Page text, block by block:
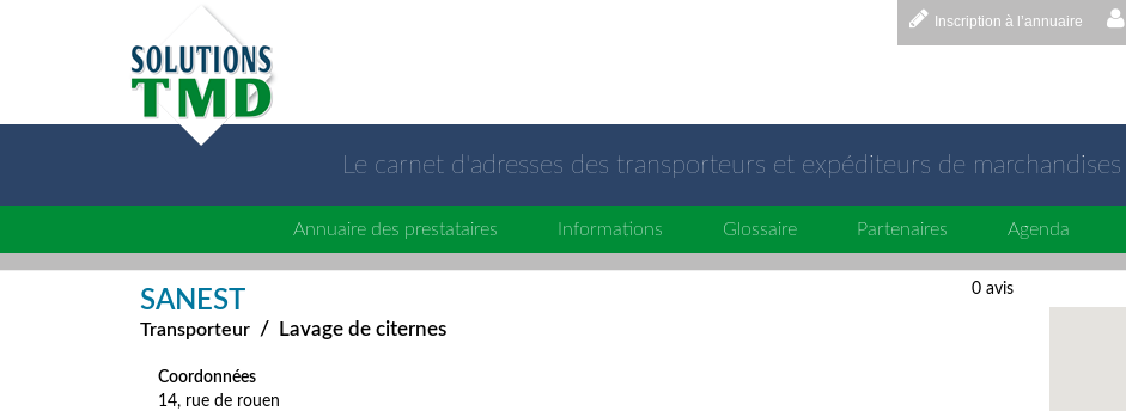
Inscription à l’annuaire
Le carnet d'adresses des transporteurs et expéditeurs de
Annuaire des prestataires Informations Glossaire Partenaires Agenda
SANEST
Transporteur / Lavage de citernes
0 avis
Coordonnées
14, rue de rouen